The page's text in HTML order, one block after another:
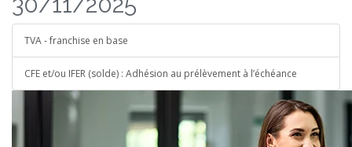
TVA - franchise en base
CFE et/ou IFER (solde) : Adhésion au prélèvement à l’échéance